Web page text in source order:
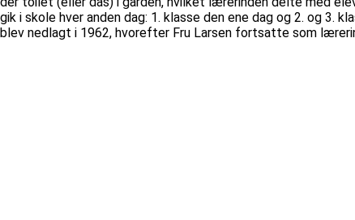
gik i skole hver anden dag: 1. klasse den ene dag og 2. og 3.
blev nedlagt i 1962, hvorefter Fru Larsen fortsatte som